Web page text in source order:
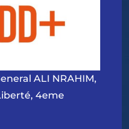
ALI NRAHIM,
4eme